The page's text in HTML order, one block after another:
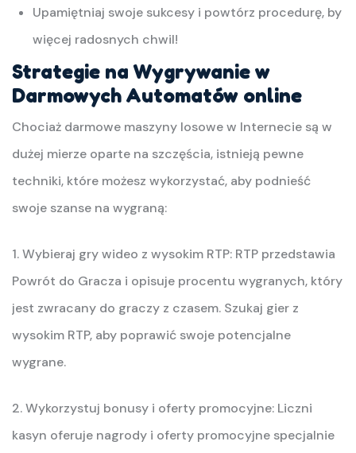
Upamiętniaj swoje sukcesy i powtórz procedurę, by
więcej radosnych chwil!
Strategie na Wygrywanie w
Darmowych Automatów online
Chociaż darmowe maszyny losowe w Internecie są w
dużej mierze oparte na szczęścia, istnieją pewne
techniki, które możesz wykorzystać, aby podnieść
swoje szanse na wygraną:
1. Wybieraj gry wideo z wysokim RTP: RTP przedstawia
Powrót do Gracza i opisuje procentu wygranych, który
jest zwracany do graczy z czasem. Szukaj gier z
wysokim RTP, aby poprawić swoje potencjalne
wygrane.
2. Wykorzystuj bonusy i oferty promocyjne: Liczni
kasyn oferuje nagrody i oferty promocyjne specjalnie